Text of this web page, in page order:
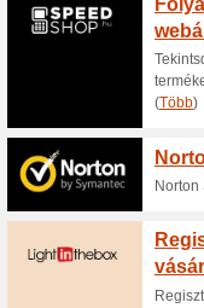
az
Akár -
100%